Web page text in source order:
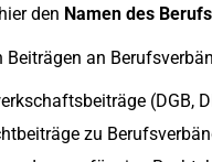
den Namen des
Beiträgen an
(DGB,
zu